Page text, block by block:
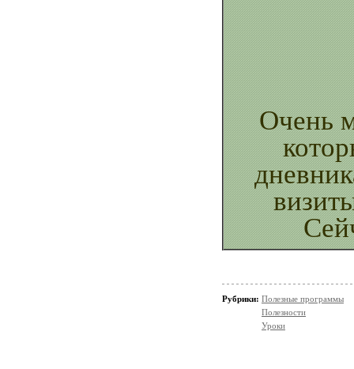
Очень
сам код
было
Рубрики: Полезные программы
Полезности
Уроки